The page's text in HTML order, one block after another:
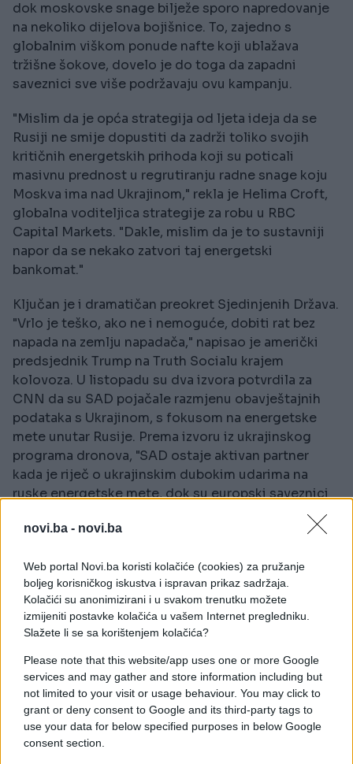
novi.ba - novi.ba
Web portal Novi.ba koristi kolačiće (cookies) za pružanje
boljeg korisničkog iskustva i ispravan prikaz sadržaja.
Kolačići su anonimizirani i u svakom trenutku možete
izmijeniti postavke kolačića u vašem Internet pregledniku.
Slažete li se sa korištenjem kolačića?
Please note that this website/app uses one or more Google
services and may gather and store information including but
not limited to your visit or usage behaviour. You may click to
grant or deny consent to Google and its third-party tags to
use your data for below specified purposes in below Google
consent section.
dok moskovske snage bilježe sporo napredovanje
na nekoliko dijelova bojišnice. To, zajedno s
globalnim viškom ponude nafte koji ublažava
tržišne šokove, dovelo je do toga da zapadni
saveznici sve više podržavaju ovu kampanju.
"Mislim da je opća strategija od ljeta ideja da se
Rusiji ne smije dopustiti da zadrži toliko svojih
kritičnih energetskih prihoda koji su poticali
masivnu prednost u regrutiranju radne snage koju
Moskva ima nad Ukrajinom," rekla je Helima Croft,
globalna voditeljica strategije za robu u RBC
Capital Markets. "Dakle, mislim da je to sustavniji
napor da se nekako zatvori taj energetski
bankomat."
Ključan je i dramatičan preokret Sjedinjenih Država.
"Vrlo je teško, ako ne i nemoguće, dobiti rat bez
napada na zemlju napadača," napisao je američki
predsjednik Trump na Truth Socialu krajem
kolovoza. U listopadu su dva izvora potvrdila za
CNN da su SAD pojačale razmjenu obavještajnih
podataka s Ukrajinom, s fokusom na energetske
mete unutar Rusije. Prema izvoru iz ukrajinskog
programa dronova, "SAD ostaje aktivan partner
kada je riječ o ukrajinskim dubokim udarima na
ruske energetske mete, dok su europski saveznici
shutting down Russian oil production (alone!)
Reuters: Transneft warned Russian oil
producers they may need to cut output due to
Ukrainian drone attacks on export ports and
refineries
Zelenskyy calls it sanctions that work faster 1/
pic.twitter.com/UpShFOPfKf
— Tymofiy Mylovanov (@Mylovanov)